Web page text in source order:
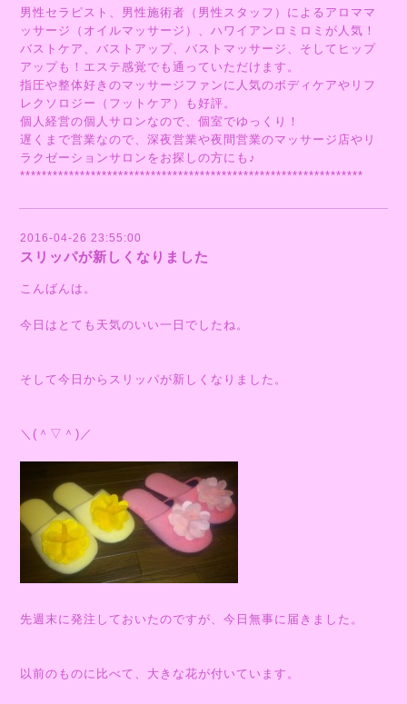
男性セラピスト、男性施術者（男性スタッフ）によるアロママ
ッサージ（オイルマッサージ）、ハワイアンロミロミが人気！
バストケア、バストアップ、バストマッサージ、そしてヒップ
アップも！エステ感覚でも通っていただけます。
指圧や整体好きのマッサージファンに人気のボディケアやリフ
レクソロジー（フットケア）も好評。
個人経営の個人サロンなので、個室でゆっくり！
遅くまで営業なので、深夜営業や夜間営業のマッサージ店やリ
ラクゼーションサロンをお探しの方にも♪
***************************************************************
2016-04-26 23:55:00
スリッパが新しくなりました
こんばんは。
今日はとても天気のいい一日でしたね。
そして今日からスリッパが新しくなりました。
＼(＾▽＾)／
先週末に発注しておいたのですが、今日無事に届きました。
以前のものに比べて、大きな花が付いています。